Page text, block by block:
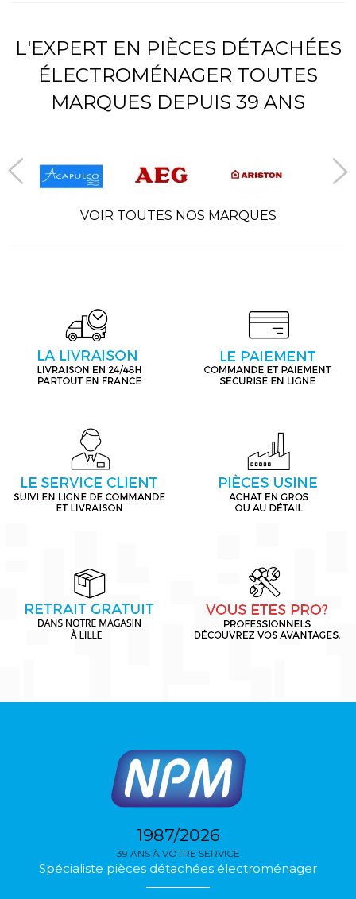
L'EXPERT EN PIÈCES DÉTACHÉES
ÉLECTROMÉNAGER TOUTES
MARQUES DEPUIS 39 ANS
VOIR TOUTES NOS MARQUES
1987/2026
39 ANS À VOTRE SERVICE
Spécialiste pièces détachées électroménager